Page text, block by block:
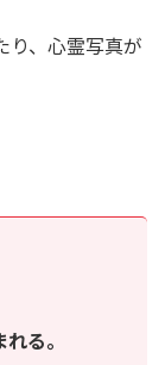
り、心霊写真が
る。